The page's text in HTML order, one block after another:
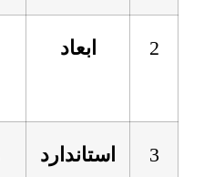
2 ابعاد
3 استاندارد